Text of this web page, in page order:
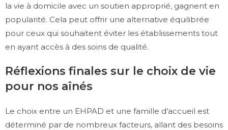
la vie à domicile avec un soutien approprié, gagnent en
popularité. Cela peut offrir une alternative équilibrée
pour ceux qui souhaitent éviter les établissements tout
en ayant accès à des soins de qualité.
Réflexions finales sur le choix de vie
pour nos aînés
Le choix entre un EHPAD et une famille d’accueil est
déterminé par de nombreux facteurs, allant des besoins